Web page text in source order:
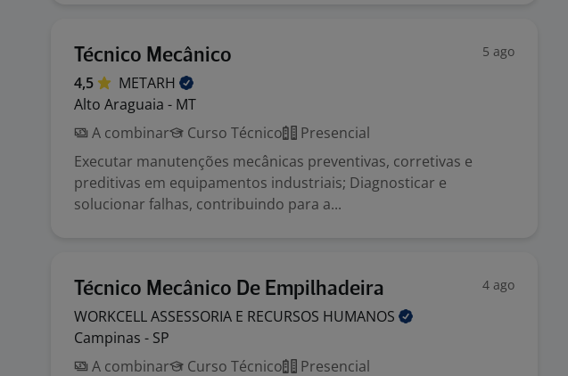
Técnico Mecânico 5 ago
4,5
METARH
Alto Araguaia - MT
A combinar
Curso Técnico
Presencial
Executar manutenções mecânicas preventivas, corretivas e
preditivas em equipamentos industriais; Diagnosticar e
solucionar falhas, contribuindo para a...
Técnico Mecânico De Empilhadeira 4 ago
WORKCELL ASSESSORIA E RECURSOS HUMANOS
Campinas - SP
A combinar
Curso Técnico
Presencial